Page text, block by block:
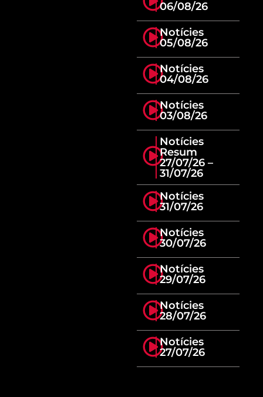
06/08/26
Notícies
05/08/26
Notícies
04/08/26
Notícies
03/08/26
Notícies
Resum
27/07/26 –
31/07/26
Notícies
31/07/26
Notícies
30/07/26
Notícies
29/07/26
Notícies
28/07/26
Notícies
27/07/26